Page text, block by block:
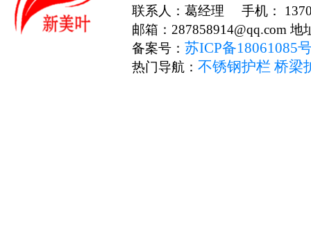
联系人：葛经理 手机：
邮箱：287858914@qq.com
备案号： 苏ICP备18061085
热门导航： 不锈钢护栏 桥梁